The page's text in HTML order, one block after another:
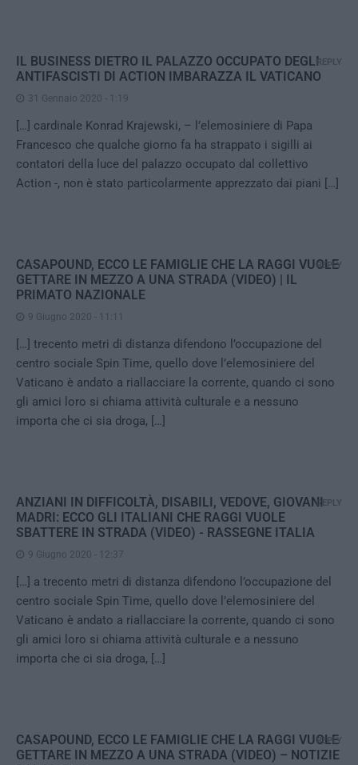
IL BUSINESS DIETRO IL PALAZZO OCCUPATO DEGLI
ANTIFASCISTI DI ACTION IMBARAZZA IL VATICANO
31 Gennaio 2020 - 1:19
[…] cardinale Konrad Krajewski, – l’elemosiniere di Papa
Francesco che qualche giorno fa ha strappato i sigilli ai
contatori della luce del palazzo occupato dal collettivo
Action -, non è stato particolarmente apprezzato dai piani […]
REPLY
CASAPOUND, ECCO LE FAMIGLIE CHE LA RAGGI VUOLE
GETTARE IN MEZZO A UNA STRADA (VIDEO) | IL
PRIMATO NAZIONALE
9 Giugno 2020 - 11:11
[…] trecento metri di distanza difendono l’occupazione del
centro sociale Spin Time, quello dove l’elemosiniere del
Vaticano è andato a riallacciare la corrente, quando ci sono
gli amici loro si chiama attività culturale e a nessuno
importa che ci sia droga, […]
REPLY
ANZIANI IN DIFFICOLTÀ, DISABILI, VEDOVE, GIOVANI
MADRI: ECCO GLI ITALIANI CHE RAGGI VUOLE
SBATTERE IN STRADA (VIDEO) - RASSEGNE ITALIA
9 Giugno 2020 - 12:37
[…] a trecento metri di distanza difendono l’occupazione del
centro sociale Spin Time, quello dove l’elemosiniere del
Vaticano è andato a riallacciare la corrente, quando ci sono
gli amici loro si chiama attività culturale e a nessuno
importa che ci sia droga, […]
REPLY
CASAPOUND, ECCO LE FAMIGLIE CHE LA RAGGI VUOLE
GETTARE IN MEZZO A UNA STRADA (VIDEO) – NOTIZIE
REPLY